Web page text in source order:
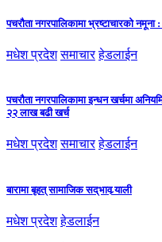
पचरौता नगरपालिकामा भ्रष्टाचारको
मधेश प्रदेश समाचार हेडलाईन
पचरौता नगरपालिकामा इन्धन खर्चमा
२२ लाख बढी खर्च
मधेश प्रदेश समाचार हेडलाईन
बारामा बृहत् सामाजिक सद्‌भाव र्‍याली
मधेश प्रदेश हेडलाईन